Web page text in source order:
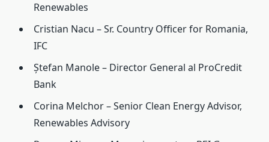
Renewables
Cristian Nacu – Sr. Country Officer for Romania,
IFC
Ștefan Manole – Director General al ProCredit
Bank
Corina Melchor – Senior Clean Energy Advisor,
Renewables Advisory